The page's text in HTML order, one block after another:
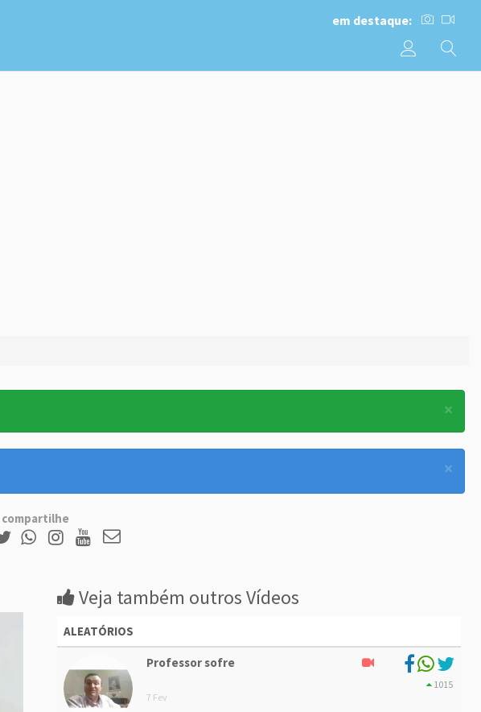
em destaque:
×
×
compartilhe
Veja também outros Vídeos
ALEATÓRIOS
Professor sofre
7 Fev
1015